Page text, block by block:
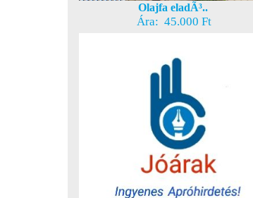
Olajfa eladÃ³..
Ára: 45.000 Ft